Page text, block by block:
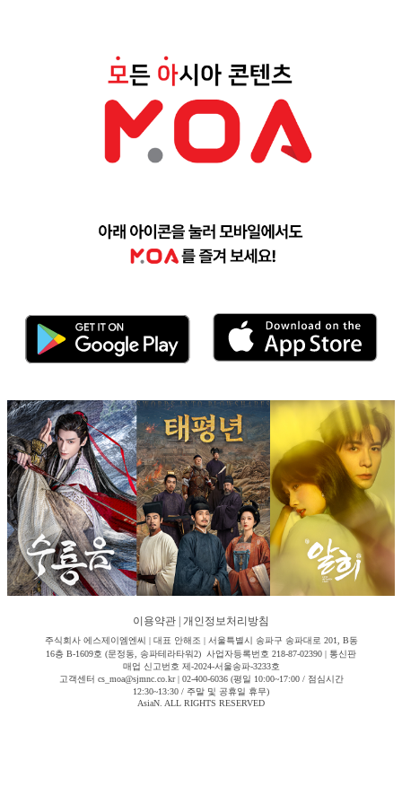
이용약관 개인정보처리방침
주식회사 에스제이엠엔씨 | 대표 안해조 | 서울특별시 송파구 송파대로 201, B동
16층 B-1609호 (문정동, 송파테라타워2) 사업자등록번호 218-87-02390 | 통신판
매업 신고번호 제-2024-서울송파-3233호
고객센터 cs_moa@sjmnc.co.kr | 02-400-6036 (평일 10:00~17:00 / 점심시간
12:30~13:30 / 주말 및 공휴일 휴무)
AsiaN. ALL RIGHTS RESERVED